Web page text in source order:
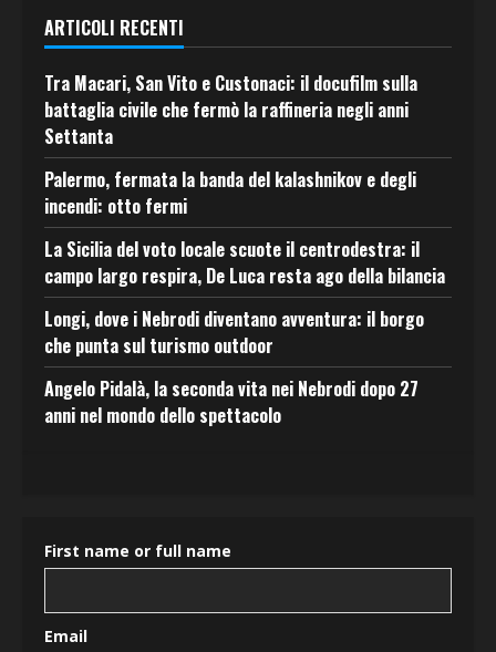
ARTICOLI RECENTI
Tra Macari, San Vito e Custonaci: il docufilm sulla
battaglia civile che fermò la raffineria negli anni
Settanta
Palermo, fermata la banda del kalashnikov e degli
incendi: otto fermi
La Sicilia del voto locale scuote il centrodestra: il
campo largo respira, De Luca resta ago della bilancia
Longi, dove i Nebrodi diventano avventura: il borgo
che punta sul turismo outdoor
Angelo Pidalà, la seconda vita nei Nebrodi dopo 27
anni nel mondo dello spettacolo
First name or full name
Email